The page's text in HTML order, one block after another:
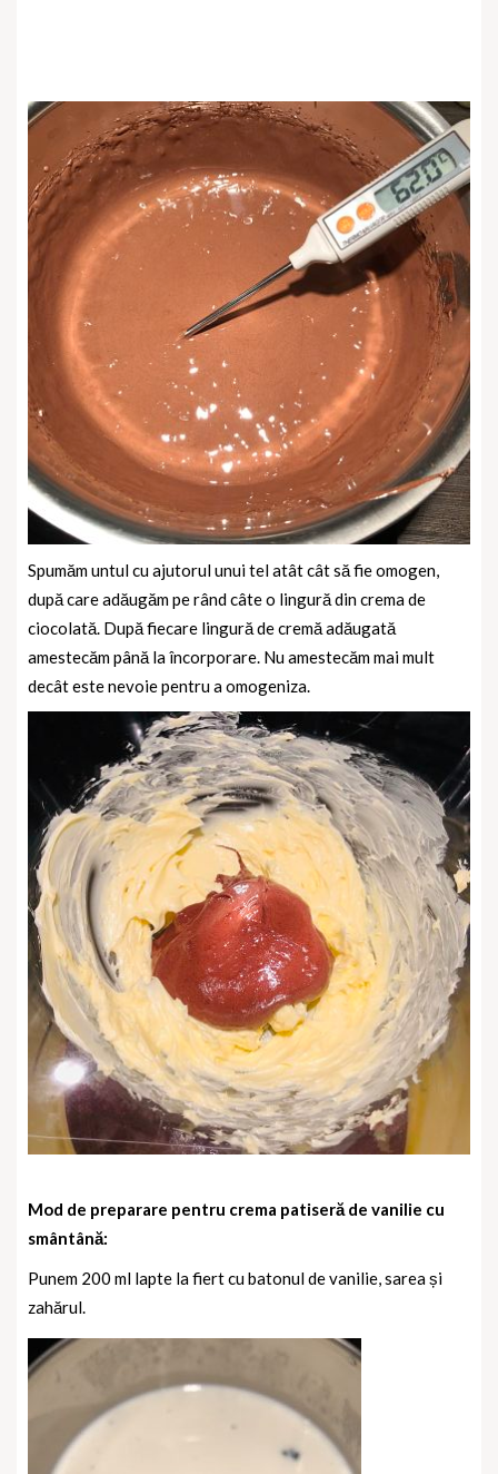
Spumăm untul cu ajutorul unui tel atât cât să fie omogen,
după care adăugăm pe rând câte o lingură din crema de
ciocolată. După fiecare lingură de cremă adăugată
amestecăm până la încorporare. Nu amestecăm mai mult
decât este nevoie pentru a omogeniza.
Mod de preparare pentru crema patiseră de vanilie cu
smântână:
Punem 200 ml lapte la fiert cu batonul de vanilie, sarea și
zahărul.